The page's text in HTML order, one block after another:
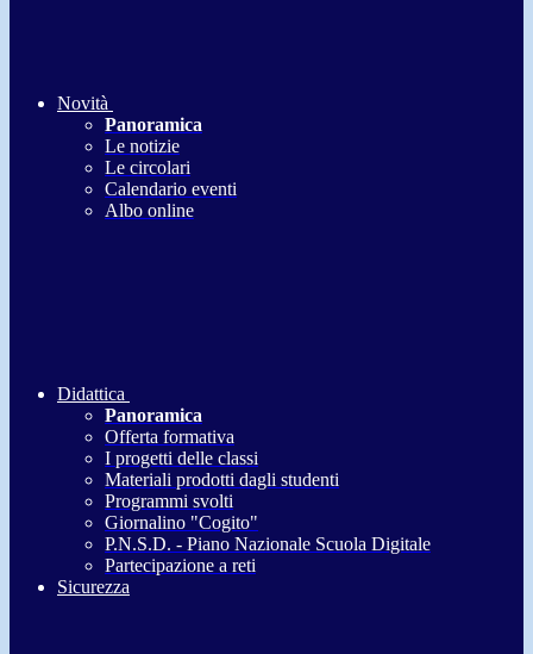
Novità
Panoramica
Le notizie
Le circolari
Calendario eventi
Albo online
Didattica
Panoramica
Offerta formativa
I progetti delle classi
Materiali prodotti dagli studenti
Programmi svolti
Giornalino "Cogito"
P.N.S.D. - Piano Nazionale Scuola Digitale
Partecipazione a reti
Sicurezza